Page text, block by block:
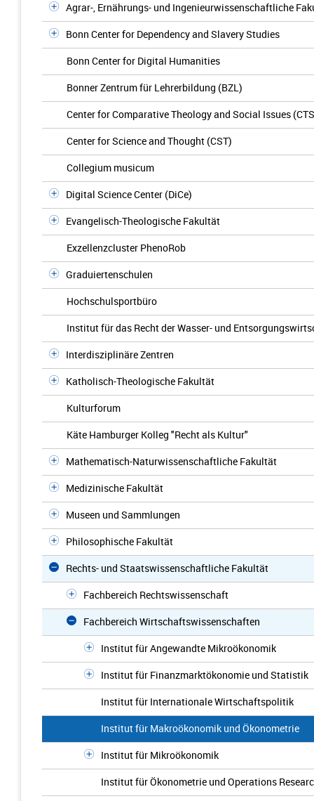
Agrar-, Ernährungs- und Ingenieurwissenschaftliche
Bonn Center for Dependency and Slavery Studies
Bonn Center for Digital Humanities
Bonner Zentrum für Lehrerbildung (BZL)
Center for Comparative Theology and Social Issues
Center for Science and Thought (CST)
Collegium musicum
Digital Science Center (DiCe)
Evangelisch-Theologische Fakultät
Exzellenzcluster PhenoRob
Graduiertenschulen
Hochschulsportbüro
Institut für das Recht der Wasser- und
Interdisziplinäre Zentren
Katholisch-Theologische Fakultät
Kulturforum
Käte Hamburger Kolleg "Recht als Kultur"
Mathematisch-Naturwissenschaftliche Fakultät
Medizinische Fakultät
Museen und Sammlungen
Philosophische Fakultät
Rechts- und Staatswissenschaftliche Fakultät
Fachbereich Rechtswissenschaft
Fachbereich Wirtschaftswissenschaften
Institut für Angewandte Mikroökonomik
Institut für Finanzmarktökonomie und Statistik
Institut für Internationale Wirtschaftspolitik
Institut für Makroökonomik und Ökonometrie
Institut für Mikroökonomik
Institut für Ökonometrie und Operations